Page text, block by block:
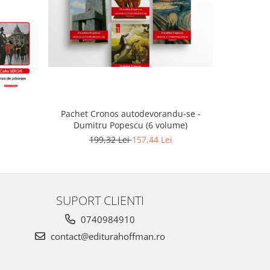
Pachet Cronos autodevorandu-se -
Dumitru Popescu (6 volume)
199,32 Lei157,44 Lei
SUPORT CLIENTI
0740984910
contact@editurahoffman.ro